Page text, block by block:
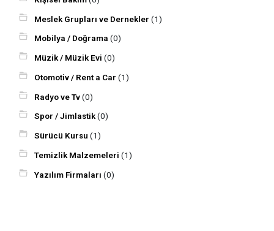
Meslek Grupları ve Dernekler(1)
Mobilya / Doğrama(0)
Müzik / Müzik Evi(0)
Otomotiv / Rent a Car(1)
Radyo ve Tv(0)
Spor / Jimlastik(0)
Sürücü Kursu(1)
Temizlik Malzemeleri(1)
Yazılım Firmaları(0)